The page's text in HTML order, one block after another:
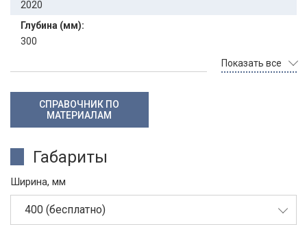
2020
Глубина (мм):
300
Показать все
СПРАВОЧНИК ПО
МАТЕРИАЛАМ
Габариты
Ширина, мм
400 (бесплатно)